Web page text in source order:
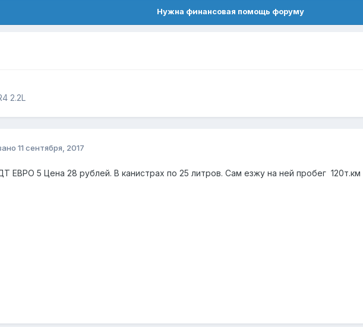
Нужна финансовая помощь форуму
2.2L
11 сентября, 2017
ЕВРО 5 Цена 28 рублей. В канистрах по 25 литров. Сам езжу на ней пробег 120т.км